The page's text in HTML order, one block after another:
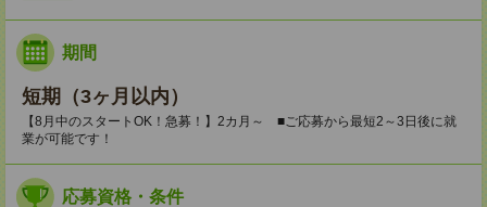
期間
短期（3ヶ月以内）
【8月中のスタートOK！急募！】2カ月～ ■ご応募から最短2～3日後に就
業が可能です！
応募資格・条件